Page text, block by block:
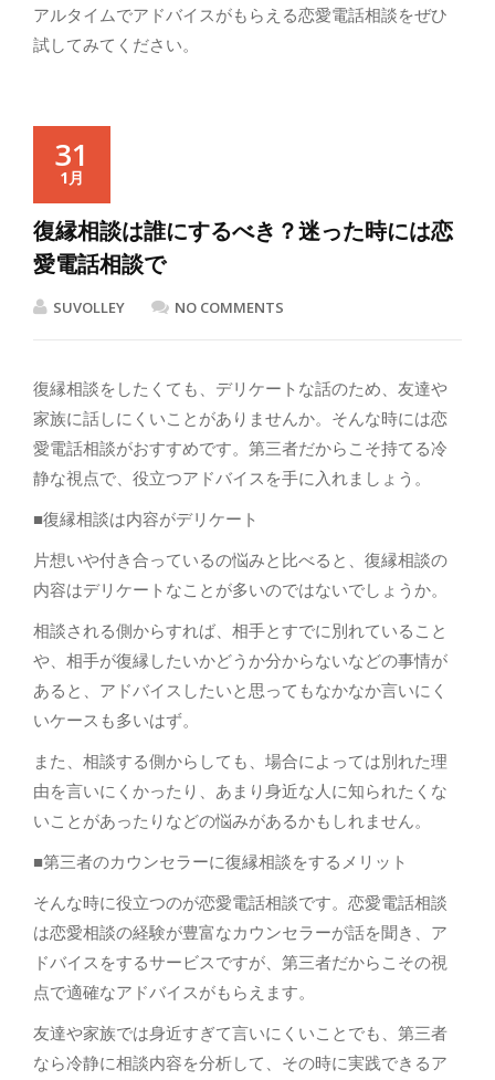
アルタイムでアドバイスがもらえる恋愛電話相談をぜひ
試してみてください。
31
1月
復縁相談は誰にするべき？迷った時には恋
愛電話相談で
SUVOLLEY NO COMMENTS
復縁相談をしたくても、デリケートな話のため、友達や
家族に話しにくいことがありませんか。そんな時には恋
愛電話相談がおすすめです。第三者だからこそ持てる冷
静な視点で、役立つアドバイスを手に入れましょう。
■復縁相談は内容がデリケート
片想いや付き合っているの悩みと比べると、復縁相談の
内容はデリケートなことが多いのではないでしょうか。
相談される側からすれば、相手とすでに別れていること
や、相手が復縁したいかどうか分からないなどの事情が
あると、アドバイスしたいと思ってもなかなか言いにく
いケースも多いはず。
また、相談する側からしても、場合によっては別れた理
由を言いにくかったり、あまり身近な人に知られたくな
いことがあったりなどの悩みがあるかもしれません。
■第三者のカウンセラーに復縁相談をするメリット
そんな時に役立つのが恋愛電話相談です。恋愛電話相談
は恋愛相談の経験が豊富なカウンセラーが話を聞き、ア
ドバイスをするサービスですが、第三者だからこその視
点で適確なアドバイスがもらえます。
友達や家族では身近すぎて言いにくいことでも、第三者
なら冷静に相談内容を分析して、その時に実践できるア